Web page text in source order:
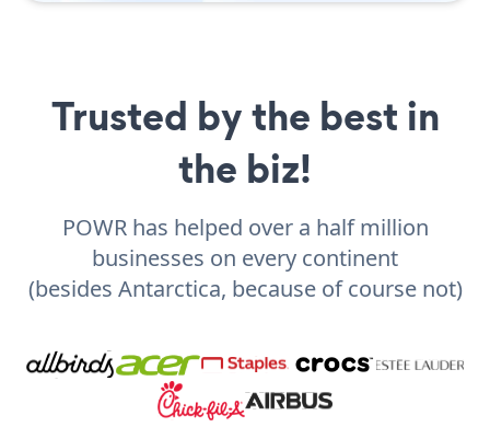
Trusted by the best in
the biz!
POWR has helped over a half million
businesses on every continent
(besides Antarctica, because of course not)